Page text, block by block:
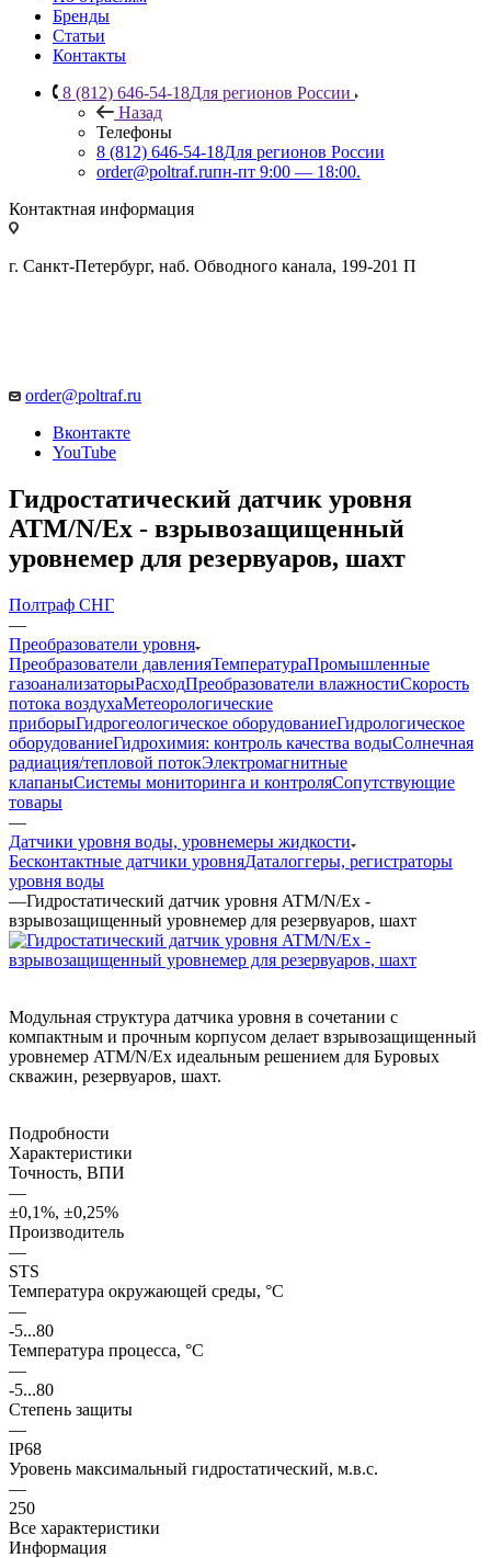
Бренды
Статьи
Контакты
8 (812) 646-54-18Для регионов России
Назад
Телефоны
8 (812) 646-54-18Для регионов России
order@poltraf.ruпн-пт 9:00 — 18:00.
Контактная информация
г. Санкт-Петербург, наб. Обводного канала, 199-201 П
order@poltraf.ru
Вконтакте
YouTube
Гидростатический датчик уровня
ATM/N/Ex - взрывозащищенный
уровнемер для резервуаров, шахт
Полтраф СНГ
—
Преобразователи уровня
Преобразователи давленияТемператураПромышленные
газоанализаторыРасходПреобразователи влажностиСкорость
потока воздухаМетеорологические
приборыГидрогеологическое оборудованиеГидрологическое
оборудованиеГидрохимия: контроль качества водыСолнечная
радиация/тепловой потокЭлектромагнитные
клапаныСистемы мониторинга и контроляСопутствующие
товары
—
Датчики уровня воды, уровнемеры жидкости
Бесконтактные датчики уровняДаталоггеры, регистраторы
уровня воды
—Гидростатический датчик уровня ATM/N/Ex -
взрывозащищенный уровнемер для резервуаров, шахт
Модульная структура датчика уровня в сочетании с
компактным и прочным корпусом делает взрывозащищенный
уровнемер ATM/N/Ex идеальным решением для Буровых
скважин, резервуаров, шахт.
Подробности
Характеристики
Точность, ВПИ
—
±0,1%, ±0,25%
Производитель
—
STS
Температура окружающей среды, °С
—
-5...80
Температура процесса, °С
—
-5...80
Степень защиты
—
IP68
Уровень максимальный гидростатический, м.в.с.
—
250
Все характеристики
Информация